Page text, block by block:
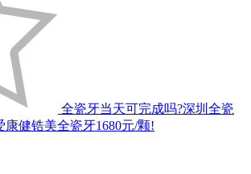
全瓷牙当天可完成吗?深圳全瓷
康健锆美全瓷牙1680元/颗!